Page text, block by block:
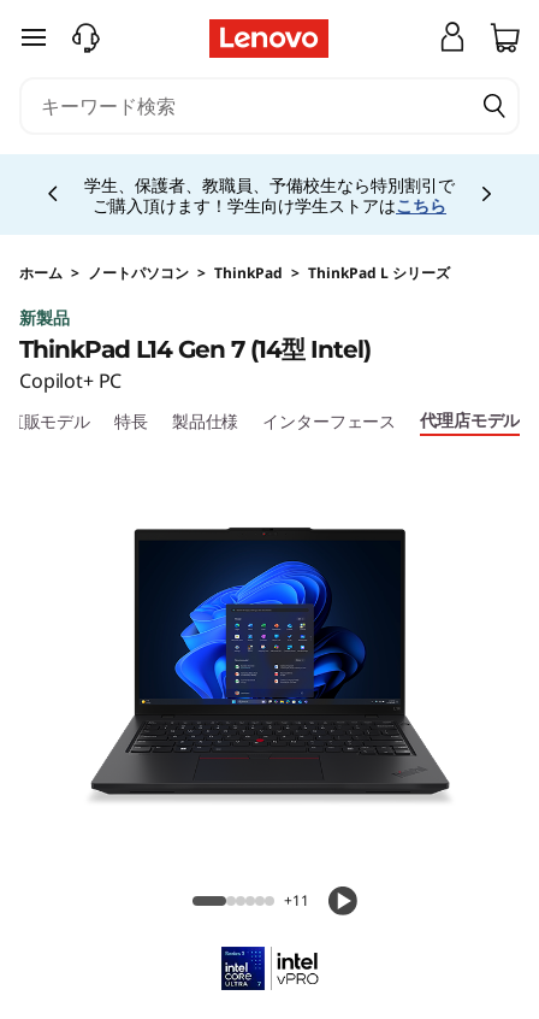
T
k
P
a
d
L
メインコンテンツにスキップする
学生、保護者、教職員、予備校生なら特別割引で
ご購入頂けます！学生向け学生ストアはこちら
ホーム > ノートパソコン > ThinkPad > ThinkPad L シリーズ
新製品
ThinkPad L14 Gen 7 (14型 Intel)
Copilot+ PC
直販モデル 特長 製品仕様 インターフェース 代理店モデル
+11